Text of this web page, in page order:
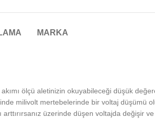
MARKA
ölçü aletinizin okuyabileceği düşük
milivolt mertebelerinde bir voltaj düşümü
üzerinde düşen voltajda değişir